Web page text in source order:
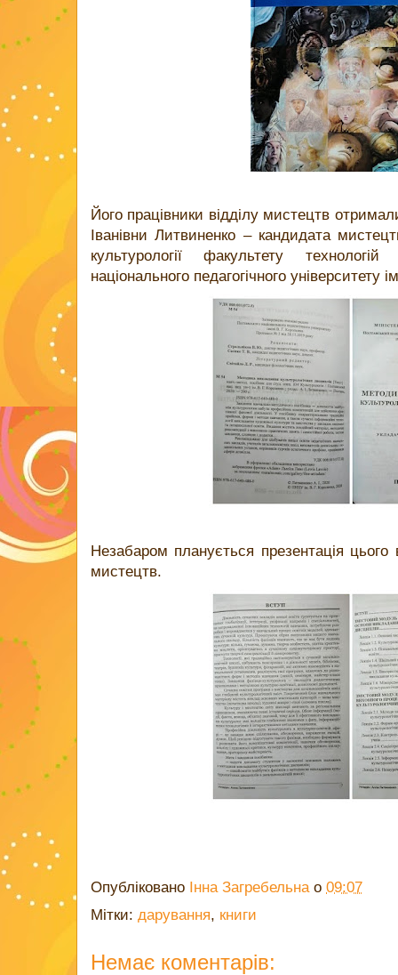
Його працівники відділу мистецтв
Іванівни Литвиненко – кандидата
культурології факультету
національного педагогічного університету
Незабаром планується презентація цього
мистецтв.
Опубліковано Інна Загребельна о 09:07
Мітки: дарування, книги
Немає коментарів: